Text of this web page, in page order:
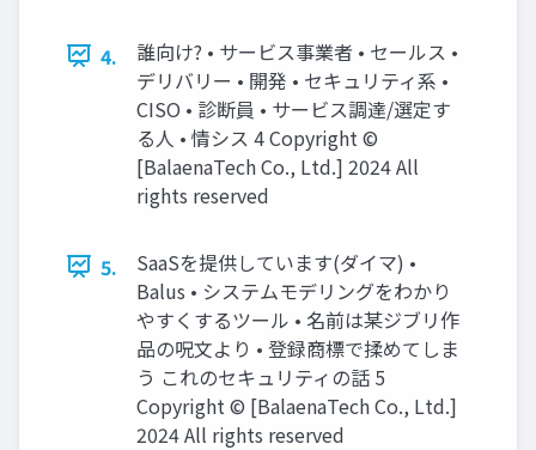
4.
誰向け? • サービス事業者 • セールス •
デリバリー • 開発 • セキュリティ系 •
CISO • 診断員 • サービス調達/選定す
る人 • 情シス 4 Copyright ©︎
[BalaenaTech Co., Ltd.] 2024 All
rights reserved
5.
SaaSを提供しています(ダイマ) •
Balus • システムモデリングをわかり
やすくするツール • 名前は某ジブリ作
品の呪文より • 登録商標で揉めてしま
う これのセキュリティの話 5
Copyright ©︎ [BalaenaTech Co., Ltd.]
2024 All rights reserved